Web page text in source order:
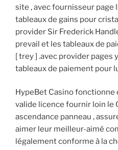
site , avec fournisseur page
tableaux de gains pour
provider Sir Frederick
prevail et les tableaux de
[ trey ] .avec provider pages
tableaux de paiement pour
HypeBet Casino fonctionne
valide licence fournir loin le
ascendance panneau ,
aimer leur meilleur-aimé
légalement conforme à la